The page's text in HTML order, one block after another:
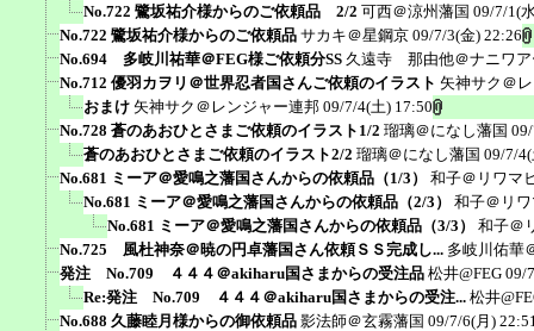
No.722 鷺坂祐介様からのご依頼品 2/2 可西＠涼州藩国 09/7/1(
No.722 鷺坂祐介様からのご依頼品 サカキ＠星鋼京 09/7/3(金) 22:26
No.694 多岐川祐華＠FEG様ご依頼分SS 久遠寺 那由他＠ナニワア
No.712 優羽カヲリ＠世界忍者国さんご依頼のイラスト 矢神サク＠
おまけ 矢神サク＠レンジャー連邦 09/7/4(土) 17:50
No.728 蒼のあおひとさまご依頼のイラスト1/2 瑠璃＠になし藩国
蒼のあおひとさまご依頼のイラスト2/2 瑠璃＠になし藩国 09/7/
No.681 ミーア＠愛鳴之藩国さんからの依頼品（1/3）
和子＠リワマ
No.681 ミーア＠愛鳴之藩国さんからの依頼品（2/3）
和子＠リ
No.681 ミーア＠愛鳴之藩国さんからの依頼品（3/3）
和子＠
No.725 風杜神奈＠暁の円卓藩国さん依頼ＳＳ完成し... 多岐川佑華
発注 No.709 ４４４＠akiharu国さまからの受注品 松井@FEG 09/
Re:発注 No.709 ４４４＠akiharu国さまからの受注... 松井
No.688 久藤睦月様からの御依頼品 影法師＠玄霧藩国 09/7/6(月)